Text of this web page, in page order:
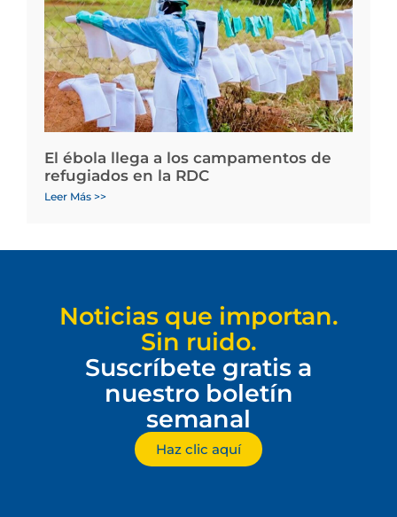
El ébola llega a los campamentos de
refugiados en la RDC
Leer Más >>
Noticias que importan.
Sin ruido.
Suscríbete gratis a
nuestro boletín
semanal
Haz clic aquí